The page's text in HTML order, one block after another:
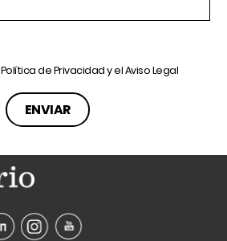
Política de Privacidady elAviso Legal